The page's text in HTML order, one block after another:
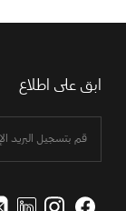
ابق على اطلاع